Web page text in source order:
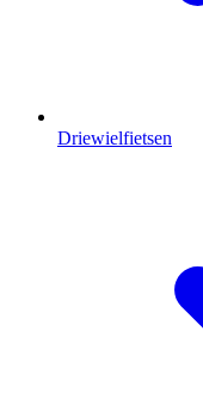
Driewielfietsen